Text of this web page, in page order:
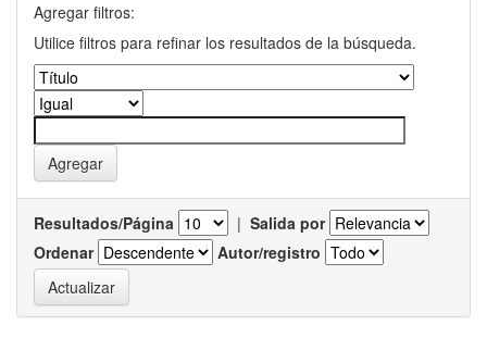
Agregar filtros:
Utilice filtros para refinar los resultados de la búsqueda.
Resultados/Página | Salida por
Ordenar
Autor/registro